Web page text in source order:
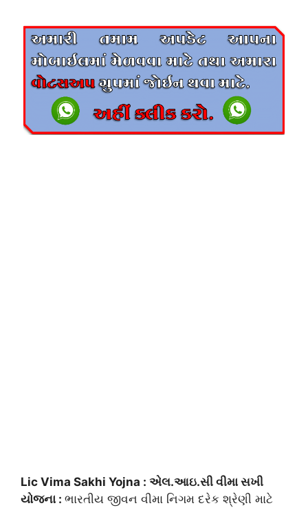
Lic Vima Sakhi Yojna : એલ.આઇ.સી વીમા સખી
યોજના : ભારતીય જીવન વીમા નિગમ દરેક શ્રેણી માટે